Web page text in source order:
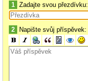
1 Zadajte svou přezdívku:
2 Napište svůj příspěvek: